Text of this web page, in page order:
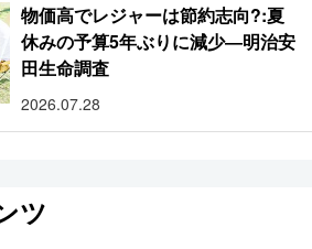
物価高でレジャーは節約志向?:夏
休みの予算5年ぶりに減少―明治安
田生命調査
2026.07.28
ツ